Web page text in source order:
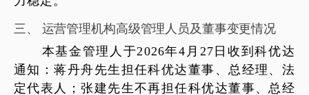
三、
运营管理机构高级管理人员及董事变更情况
本基金管理人于2026年4 月 27 日收到科优达
通知 ：蒋丹舟先生担任科优达董事、总经理、法
定代表人；张建先生不再担任科优达董事、总经